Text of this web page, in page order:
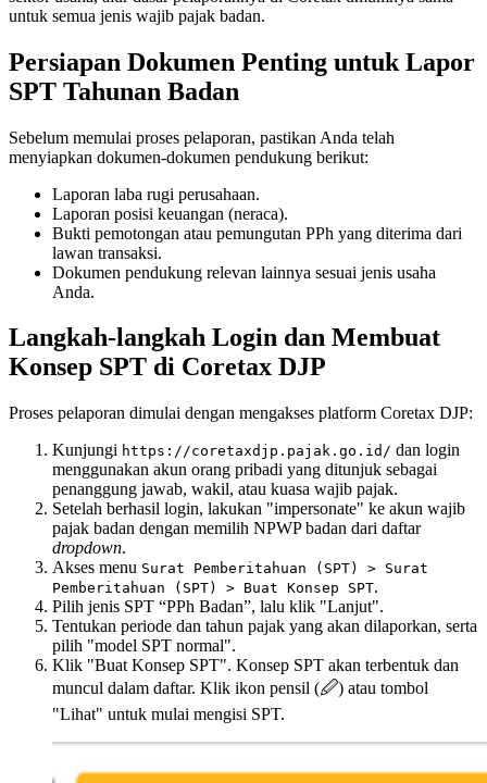
untuk semua jenis wajib pajak badan.
Persiapan Dokumen Penting untuk Lapor
SPT Tahunan Badan
Sebelum memulai proses pelaporan, pastikan Anda telah
menyiapkan dokumen-dokumen pendukung berikut:
Laporan laba rugi perusahaan.
Laporan posisi keuangan (neraca).
Bukti pemotongan atau pemungutan PPh yang diterima dari
lawan transaksi.
Dokumen pendukung relevan lainnya sesuai jenis usaha
Anda.
Langkah-langkah Login dan Membuat
Konsep SPT di Coretax DJP
Proses pelaporan dimulai dengan mengakses platform Coretax DJP:
Kunjungi https://coretaxdjp.pajak.go.id/ dan login
menggunakan akun orang pribadi yang ditunjuk sebagai
penanggung jawab, wakil, atau kuasa wajib pajak.
Setelah berhasil login, lakukan "impersonate" ke akun wajib
pajak badan dengan memilih NPWP badan dari daftar
dropdown.
Akses menu Surat Pemberitahuan (SPT) > Surat
Pemberitahuan (SPT) > Buat Konsep SPT.
Pilih jenis SPT “PPh Badan”, lalu klik "Lanjut".
Tentukan periode dan tahun pajak yang akan dilaporkan, serta
pilih "model SPT normal".
Klik "Buat Konsep SPT". Konsep SPT akan terbentuk dan
muncul dalam daftar. Klik ikon pensil (🖉) atau tombol
"Lihat" untuk mulai mengisi SPT.